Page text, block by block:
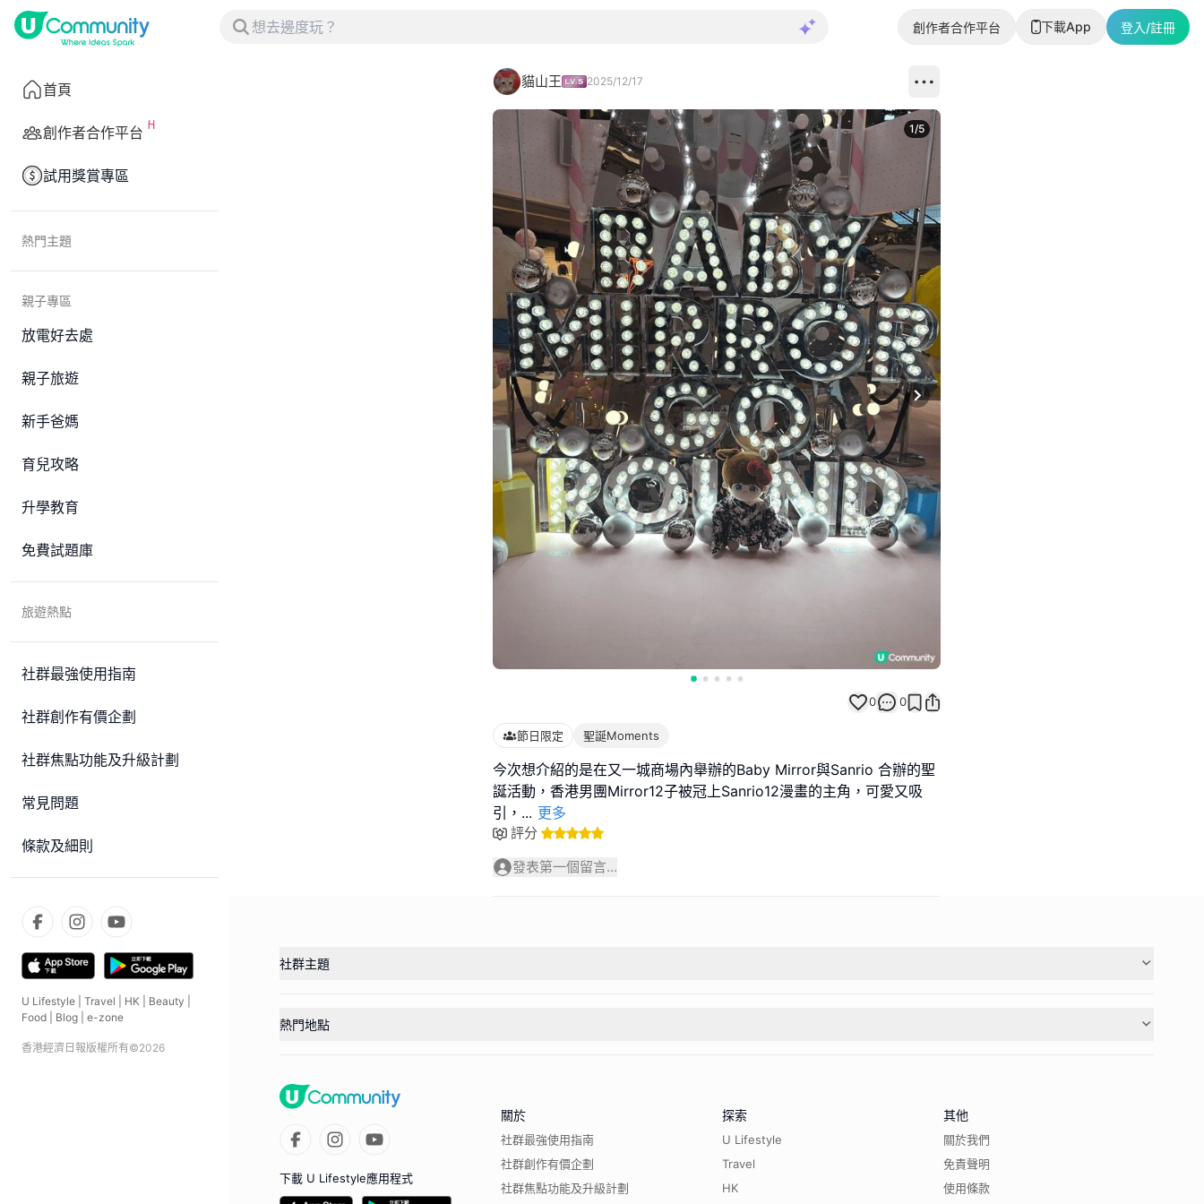
創作者合作平台 下載App 登入/註冊
首頁
創作者合作平台
試用獎賞專區
熱門主題
親子專區
放電好去處
親子旅遊
新手爸媽
育兒攻略
升學教育
免費試題庫
旅遊熱點
社群最強使用指南
社群創作有價企劃
社群焦點功能及升級計劃
常見問題
條款及細則
U Lifestyle Travel HK Beauty
Food
Blog e-zone
香港經濟日報版權所有©2026
貓山王 2025/12/17
Next slide
1/5
0 0
節日限定 聖誕Moments
今次想介紹的是在又一城商場內舉辦的Baby Mirror與Sanrio 合辦的聖
誕活動，香港男團Mirror12子被冠上Sanrio12漫畫的主角，可愛又吸
引， ... 更多
評分
發表第一個留言...
社群主題
熱門地點
下載 U Lifestyle應用程式
關於
社群最強使用指南
社群創作有價企劃
社群焦點功能及升級計劃
探索
U Lifestyle
Travel
HK
其他
關於我們
免責聲明
使用條款